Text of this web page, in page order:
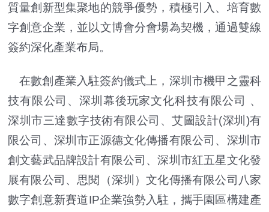
質量創新型集聚地的競爭優勢，積極引入、培育數
字創意企業，並以文博會分會場為契機，通過雙線
簽約深化產業布局。
在數創產業入駐簽約儀式上，深圳市機甲之靈科
技有限公司、深圳幕後玩家文化科技有限公司 、
深圳市三達數字技術有限公司、艾圖設計(深圳)有
限公司、深圳市正源德文化傳播有限公司、深圳市
創文藝武品牌設計有限公司、深圳市紅五星文化發
展有限公司、思閱（深圳）文化傳播有限公司八家
數字創意新賽道IP企業強勢入駐，攜手園區構建產